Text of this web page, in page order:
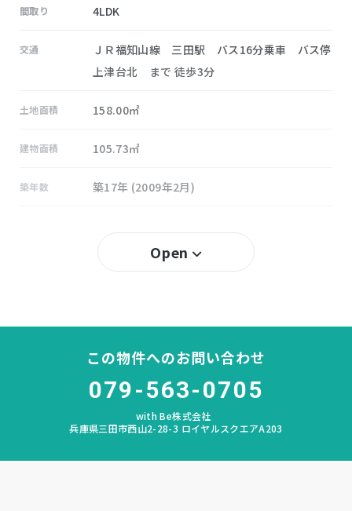
間取り 4LDK
交通
ＪＲ福知山線 三田駅 バス16分乗車 バス停
上津台北 まで 徒歩3分
土地面積 158.00㎡
建物面積 105.73㎡
築年数 築17年 (2009年2月)
長尾
Open
この物件へのお問い合わせ
079-563-0705
with Be株式会社
兵庫県三田市西山2-28-3 ロイヤルスクエアA203